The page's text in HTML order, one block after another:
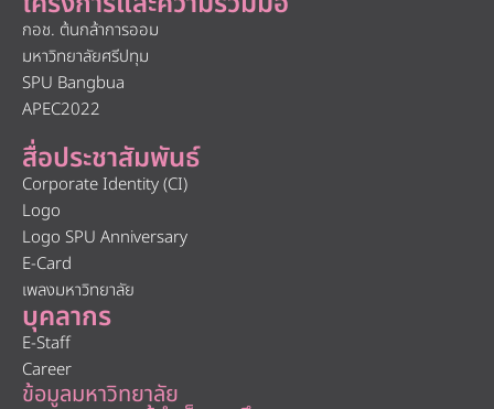
กอช. ต้นกล้าการออม
มหาวิทยาลัยศรีปทุม
SPU Bangbua
APEC2022
สื่อประชาสัมพันธ์
Corporate Identity (CI)
Logo
Logo SPU Anniversary
E-Card
เพลงมหาวิทยาลัย
บุคลากร
E-Staff
Career
ข้อมูลมหาวิทยาลัย